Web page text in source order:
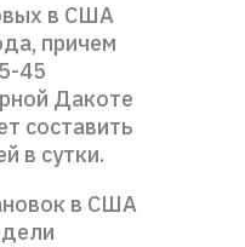
в США
причем
45
Дакоте
составить
в сутки.
в США